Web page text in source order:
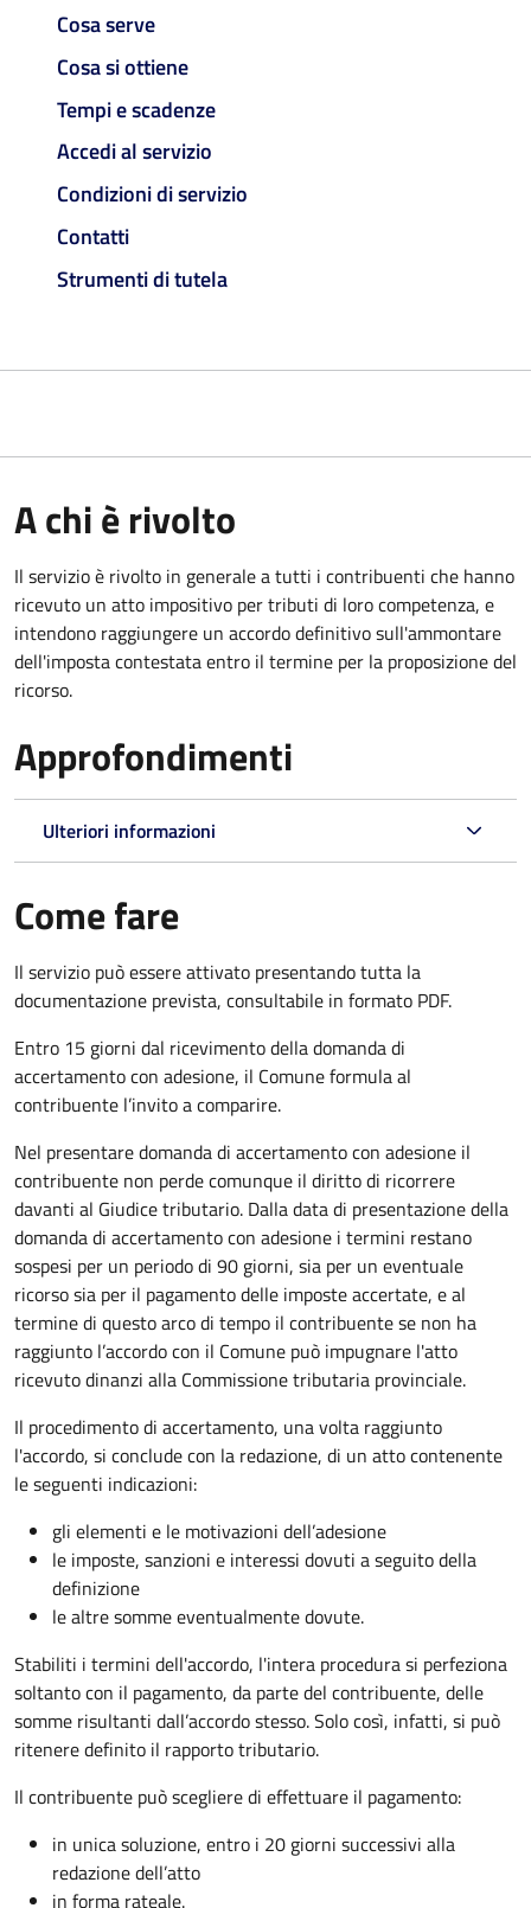
Cosa serve
Cosa si ottiene
Tempi e scadenze
Accedi al servizio
Condizioni di servizio
Contatti
Strumenti di tutela
A chi è rivolto
Il servizioè rivolto in generale a tutti i contribuenti che hanno
ricevuto un atto impositivo per tributi di loro competenza, e
intendono raggiungere un accordo definitivo sull'ammontare
dell'imposta contestata entro il termine per la proposizione del
ricorso.
Approfondimenti
Ulteriori informazioni
Come fare
Il servizio può essere attivato presentando tutta la
documentazione prevista, consultabile in formato PDF.
Entro 15 giorni dal ricevimento della domanda di
accertamento con adesione, il Comune formula al
contribuente l’invito a comparire.
Nel presentare domanda di accertamento con adesione il
contribuente non perde comunque il diritto di ricorrere
davanti al Giudice tributario. Dalla data di presentazione della
domanda di accertamento con adesione i termini restano
sospesi per un periodo di 90 giorni, sia per un eventuale
ricorso sia per il pagamento delle imposte accertate, e al
termine di questo arco di tempo il contribuente se non ha
raggiunto l’accordo con il Comune può impugnare l'atto
ricevuto dinanzi alla Commissione tributaria provinciale.
Il procedimento di accertamento, una volta raggiunto
l'accordo, si conclude con la redazione, di un atto contenente
le seguenti indicazioni:
gli elementi e le motivazioni dell’adesione
le imposte, sanzioni e interessi dovuti a seguito della
definizione
le altre somme eventualmente dovute.
Stabiliti i termini dell'accordo, l'intera procedura si perfeziona
soltanto con il pagamento, da parte del contribuente, delle
somme risultanti dall’accordo stesso. Solo così, infatti, si può
ritenere definito il rapporto tributario.
Il contribuente può scegliere di effettuare il pagamento:
in unica soluzione, entro i 20 giorni successivi alla
redazione dell’atto
in forma rateale.